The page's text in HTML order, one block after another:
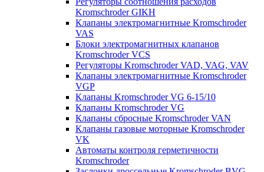
Kromschroder GIKH
Клапаны электромагнитные Kromschroder
VAS
Блоки электромагнитных клапанов
Kromschroder VCS
Регуляторы Kromschroder VAD, VAG, VAV
Клапаны электромагнитные Kromschroder
VGP
Клапаны Kromschroder VG 6-15/10
Клапаны Kromschroder VG
Клапаны сбросные Kromschroder VAN
Клапаны газовые моторные Kromschroder
VK
Автоматы контроля герметичности
Kromschroder